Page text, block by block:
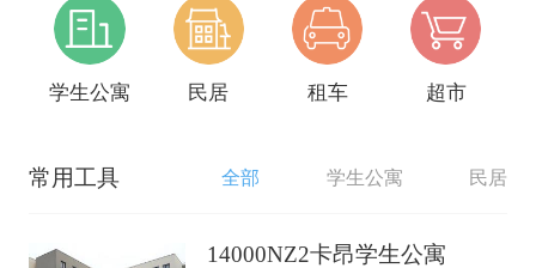
学生公寓 民居 租车 超市
常用工具 全部 学生公寓 民居
14000NZ2卡昂学生公寓